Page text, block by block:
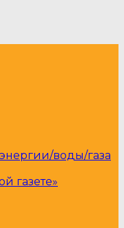
воды/газа
газете»